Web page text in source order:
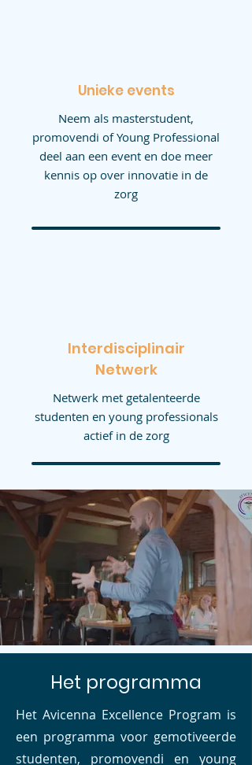
Unieke events
Neem als masterstudent,
promovendi of Young Professional
deel aan een event en doe meer
kennis op over innovatie in de
zorg
Interdisciplinair
Netwerk
Netwerk met getalenteerde
studenten en young professionals
actief in de zorg
Het programma
Het Avicenna Excellence Program is
een programma voor gemotiveerde
studenten, promovendi en young